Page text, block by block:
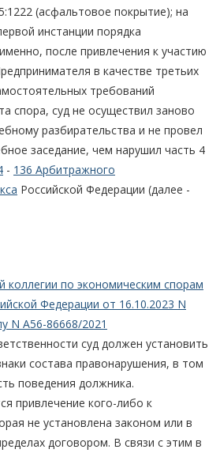
(асфальтовое покрытие); на
инстанции порядка
после привлечения к участию
в качестве третьих
требований
спора, суд не осуществил заново
разбирательства и не провел
заседание, чем нарушил часть 4
- 136 Арбитражного
Российской Федерации (далее -
коллегии по экономическим спорам
Федерации от 16.10.2023 N
N А56-86668/2021
суд должен установить
состава правонарушения, в том
поведения должника.
привлечение кого-либо к
не установлена законом или в
договором. В связи с этим в